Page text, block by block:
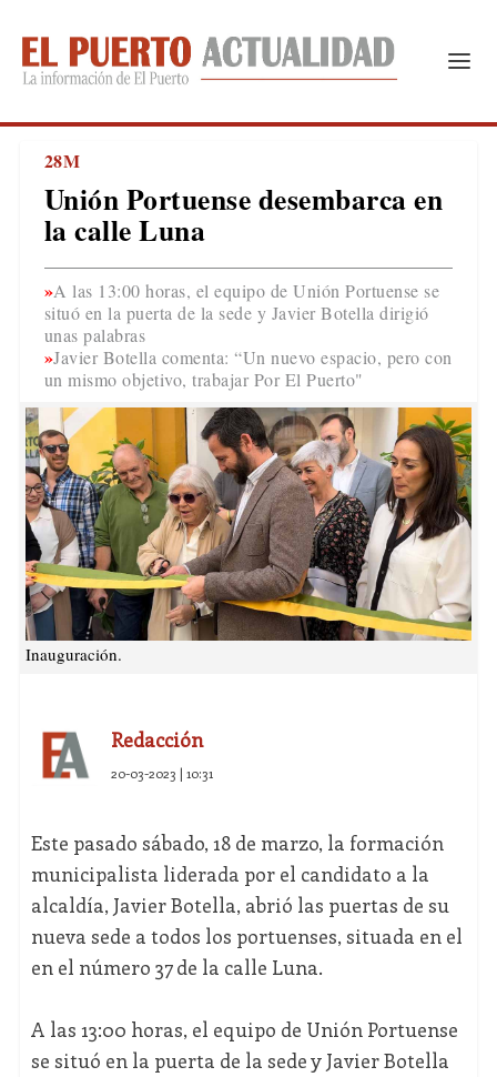
28M
Unión Portuense desembarca en
la calle Luna
A las 13:00 horas, el equipo de Unión Portuense se
situó en la puerta de la sede y Javier Botella dirigió
unas palabras
Javier Botella comenta: “Un nuevo espacio, pero con
un mismo objetivo, trabajar Por El Puerto"
Inauguración.
Redacción
20-03-2023 | 10:31
Este pasado sábado, 18 de marzo, la formación
municipalista liderada por el candidato a la
alcaldía, Javier Botella, abrió las puertas de su
nueva sede a todos los portuenses, situada en el
en el número 37 de la calle Luna.
A las 13:00 horas, el equipo de Unión Portuense
se situó en la puerta de la sede y Javier Botella